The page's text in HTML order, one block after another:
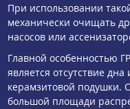
При использовании
механически очищать
насосов или
Главной особенностью
является отсутствие
керамзитовой подушки.
большой площади